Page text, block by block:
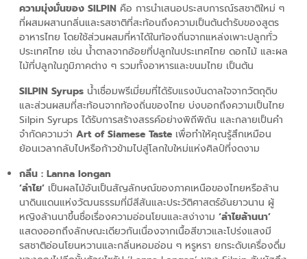
ความมุ่งมั่นของ SILPIN คือ การนำเสนอประสบการณ์รสชาติใหม่ ๆ
ที่ผสมผสานกลิ่นและรสชาติที่สะท้อนถึงความเป็นต้นตำรับของสูตร
อาหารไทย โดยใช้ส่วนผสมที่หาได้ในท้องถิ่นจากแหล่งเพาะปลูกทั่ว
ประเทศไทย เช่น น้ำตาลจากอ้อยที่ปลูกในประเทศไทย ดอกไม้ และผล
ไม้ที่ปลูกในภูมิภาคต่าง ๆ รวมทั้งอาหารและขนมไทย เป็นต้น
SILPIN Syrups น้ำเชื่อมพรีเมี่ยมที่ได้รับแรงบันดาลใจจากวัตถุดิบ
และส่วนผสมที่สะท้อนจากท้องถิ่นของไทย บ่งบอกถึงความเป็นไทย
Silpin Syrups ได้รับการสร้างสรรค์อย่างพิถีพิถัน และกลายเป็นคำ
จำกัดความว่า Art of Siamese Taste เพื่อทำให้คุณรู้สึกเหมือน
ย้อนเวลากลับไปหรือก้าวข้ามไปสู่โลกใบใหม่แห่งศิลป์ที่งดงาม
กลิ่น : Lanna longan
‘ลำไย’ เป็นผลไม้อันเป็นสัญลักษณ์ของภาคเหนือของไทยหรือล้าน
นาดินแดนแห่งวัฒนธรรมที่มีสีสันและประวัติศาสตร์อันยาวนาน ผู้
หญิงล้านนาขึ้นชื่อเรื่องความอ่อนโยนและสง่างาม ‘ลำไยล้านนา’
แสดงออกถึงลักษณะเดียวกันเนื่องจากเนื้อสีขาวและโปร่งแสงมี
รสชาติอ่อนโยนหวานและกลิ่นหอมอ่อน ๆ หรูหรา ยกระดับเครื่องดื่ม